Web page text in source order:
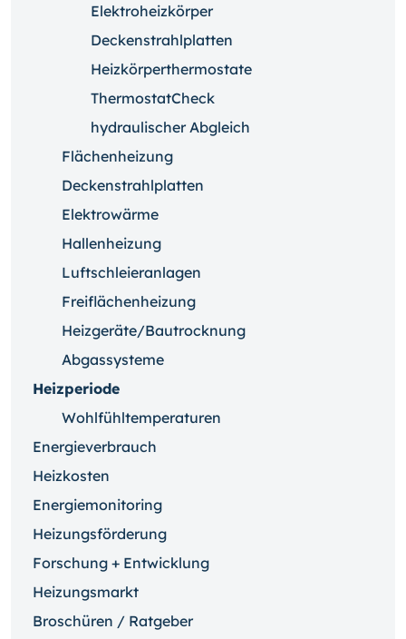
Elektroheizkörper
Deckenstrahlplatten
Heizkörperthermostate
ThermostatCheck
hydraulischer Abgleich
Flächenheizung
Deckenstrahlplatten
Elektrowärme
Hallenheizung
Luftschleieranlagen
Freiflächenheizung
Heizgeräte/Bautrocknung
Abgassysteme
Heizperiode
Wohlfühltemperaturen
Energieverbrauch
Heizkosten
Energiemonitoring
Heizungsförderung
Forschung + Entwicklung
Heizungsmarkt
Broschüren / Ratgeber